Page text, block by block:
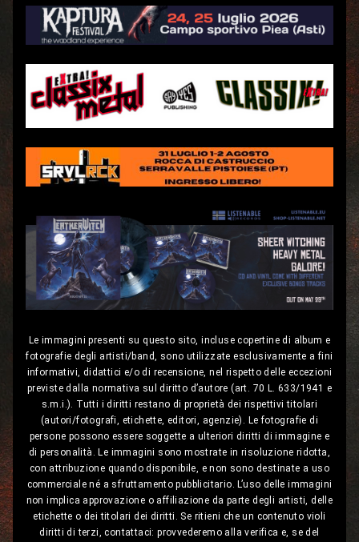
Le immagini presenti su questo sito, incluse copertine di album e
fotografie degli artisti/band, sono utilizzate esclusivamente a fini
informativi, didattici e/o di recensione, nel rispetto delle eccezioni
previste dalla normativa sul diritto d’autore (art. 70 L. 633/1941 e
s.m.i.). Tutti i diritti restano di proprietà dei rispettivi titolari
(autori/fotografi, etichette, editori, agenzie). Le fotografie di
persone possono essere soggette a ulteriori diritti di immagine e
di personalità. Le immagini sono mostrate in risoluzione ridotta,
con attribuzione quando disponibile, e non sono destinate a uso
commerciale né a sfruttamento pubblicitario. L’uso delle immagini
non implica approvazione o affiliazione da parte degli artisti, delle
etichette o dei titolari dei diritti. Se ritieni che un contenuto violi
diritti di terzi, contattaci: provvederemo alla verifica e, se del